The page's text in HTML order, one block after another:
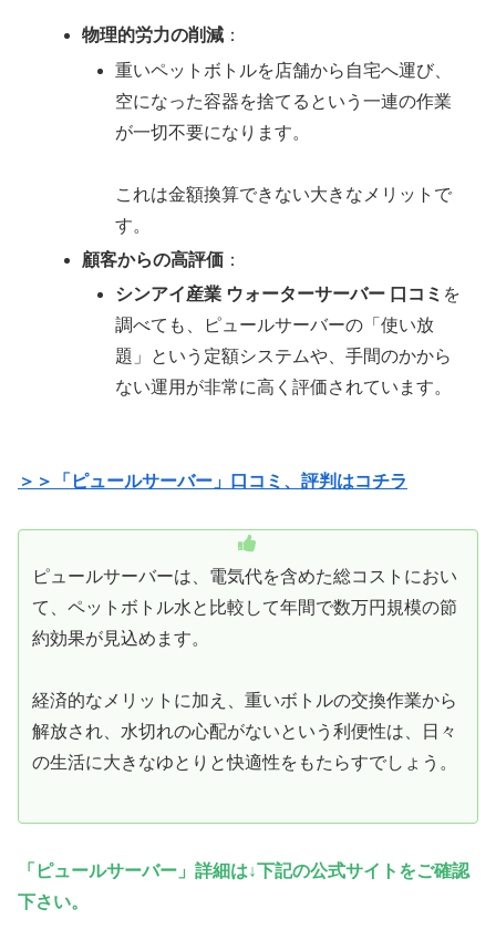
物理的労力の削減 ：
重いペットボトルを店舗から自宅へ運び、
空になった容器を捨てるという一連の作業
が一切不要になります。
これは金額換算できない大きなメリットで
す。
顧客からの高評価 ：
シンアイ産業 ウォーターサーバー 口コミ を
調べても、ピュールサーバーの「使い放
題」という定額システムや、手間のかから
ない運用が非常に高く評価されています。
＞＞「ピュールサーバー」口コミ、評判はコチラ
ピュールサーバーは、電気代を含めた総コストにおい
て、ペットボトル水と比較して年間で数万円規模の節
約効果が見込めます。
経済的なメリットに加え、重いボトルの交換作業から
解放され、水切れの心配がないという利便性は、日々
の生活に大きなゆとりと快適性をもたらすでしょう。
「ピュールサーバー」詳細は↓下記の公式サイトをご確認
下さい。